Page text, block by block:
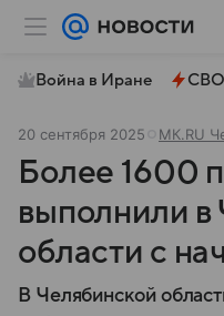
Война в Иране СВО
20 сентября 2025 МК.RU
Более 1600
выполнили в
области с
В Челябинской